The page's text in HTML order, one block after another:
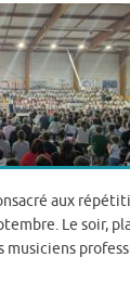
aux
Le soir,
musiciens